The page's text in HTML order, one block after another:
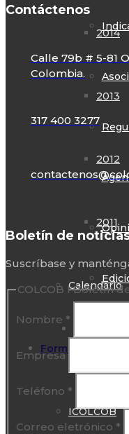
2014
2013
2012
2011
Calendario
Formaciones
ICOLCOB
Contáctenos
Calle 79b # 5-81
Colombia.
317 400 3277
Boletín de
Suscríbase y
COLCOB I Boletín
Nombre *
Empresa
Teléfono *
Correo eletrónico *